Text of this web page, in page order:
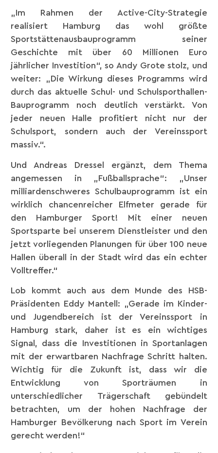
„Im Rahmen der Active-City-Strategie
realisiert Hamburg das wohl größte
Sportstättenausbauprogramm seiner
Geschichte mit über 60 Millionen Euro
jährlicher Investition“, so Andy Grote stolz, und
weiter: „Die Wirkung dieses Programms wird
durch das aktuelle Schul- und Schulsporthallen-
Bauprogramm noch deutlich verstärkt. Von
jeder neuen Halle profitiert nicht nur der
Schulsport, sondern auch der Vereinssport
massiv.“.
Und Andreas Dressel ergänzt, dem Thema
angemessen in „Fußballsprache“: „Unser
milliardenschweres Schulbauprogramm ist ein
wirklich chancenreicher Elfmeter gerade für
den Hamburger Sport! Mit einer neuen
Sportsparte bei unserem Dienstleister und den
jetzt vorliegenden Planungen für über 100 neue
Hallen überall in der Stadt wird das ein echter
Volltreffer.“
Lob kommt auch aus dem Munde des HSB-
Präsidenten Eddy Mantell: „Gerade im Kinder-
und Jugendbereich ist der Vereinssport in
Hamburg stark, daher ist es ein wichtiges
Signal, dass die Investitionen in Sportanlagen
mit der erwartbaren Nachfrage Schritt halten.
Wichtig für die Zukunft ist, dass wir die
Entwicklung von Sporträumen in
unterschiedlicher Trägerschaft gebündelt
betrachten, um der hohen Nachfrage der
Hamburger Bevölkerung nach Sport im Verein
gerecht werden!“